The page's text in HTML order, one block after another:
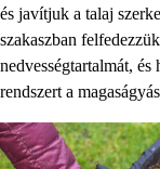
és javítjuk a talaj
szakaszban
nedvességtartalmát,
rendszert a